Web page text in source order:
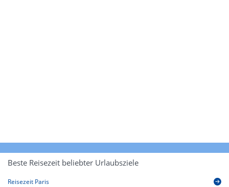
Beste Reisezeit beliebter Urlaubsziele
Reisezeit Paris